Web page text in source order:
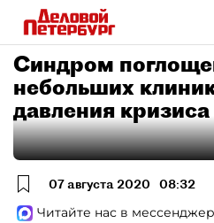
Синдром
небольших
давления кризиса
07 августа 2020 08:32
Читайте нас в